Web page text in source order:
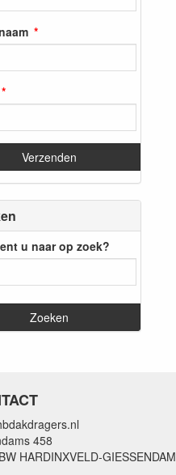
u naar op zoek?
458
HARDINXVELD-GIESSENDAM